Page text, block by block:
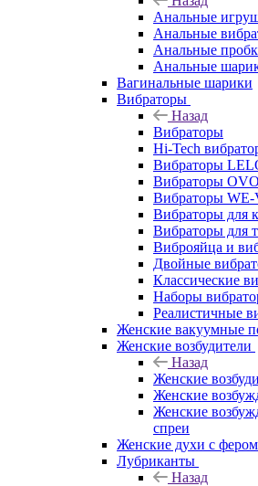
Анальные
Анальные
Анальные
Анальные
Вагинальные шарики
Вибраторы
Назад
Вибраторы
Hi-Tech
Вибраторы
Вибраторы OVO
Вибраторы
Вибраторы для
Вибраторы для
Виброяйца и
Двойные
Классические
Наборы
Реалистичные
Женские вакуумные
Женские возбудители
Назад
Женские
Женские
Женские
спреи
Женские духи с
Лубриканты
Назад